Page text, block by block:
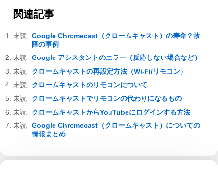
関連記事
Google Chromecast（クロームキャスト）の寿命？故
障の事例
Google アシスタントのエラー（反応しない場合など）
クロームキャストの再設定方法（Wi-Fi/リモコン）
クロームキャストのリモコンについて
クロームキャストでリモコンの代わりになるもの
クロームキャストからYouTubeにログインする方法
Google Chromecast（クロームキャスト）についての
情報まとめ